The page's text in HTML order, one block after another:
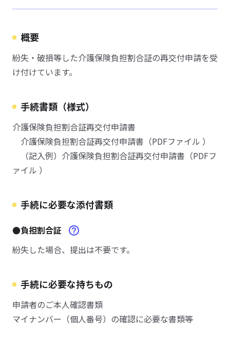
概要
紛失・破損等した介護保険負担割合証の再交付申請を受
け付けています。
手続書類（様式）
介護保険負担割合証再交付申請書
介護保険負担割合証再交付申請書（PDFファイル ）
（記入例）介護保険負担割合証再交付申請書（PDFフ
ァイル ）
手続に必要な添付書類
●負担割合証
紛失した場合、提出は不要です。
手続に必要な持ちもの
申請者のご本人確認書類
マイナンバー（個人番号）の確認に必要な書類等